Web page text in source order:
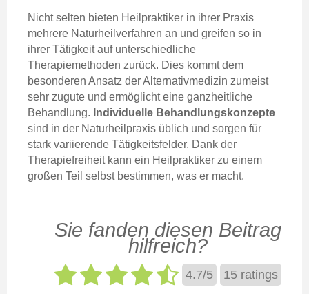
Nicht selten bieten Heilpraktiker in ihrer Praxis
mehrere Naturheilverfahren an und greifen so in
ihrer Tätigkeit auf unterschiedliche
Therapiemethoden zurück. Dies kommt dem
besonderen Ansatz der Alternativmedizin zumeist
sehr zugute und ermöglicht eine ganzheitliche
Behandlung. Individuelle Behandlungskonzepte
sind in der Naturheilpraxis üblich und sorgen für
stark variierende Tätigkeitsfelder. Dank der
Therapiefreiheit kann ein Heilpraktiker zu einem
großen Teil selbst bestimmen, was er macht.
Sie fanden diesen Beitrag
hilfreich?
4.7/5 15 ratings